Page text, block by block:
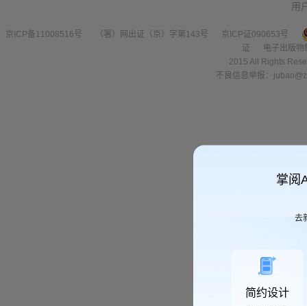
用
京ICP备11008516号 （署）网出证（京）字第143号
京ICP证090653号
证
电子出版
2015 All Rights
不良信息举报：
掌阅
去
简约设计